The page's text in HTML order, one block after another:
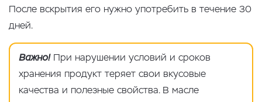
После вскрытия его нужно употребить в течение 30
дней.
Важно!При нарушении условий и сроков
хранения продукт теряет свои вкусовые
качества и полезные свойства. В масле